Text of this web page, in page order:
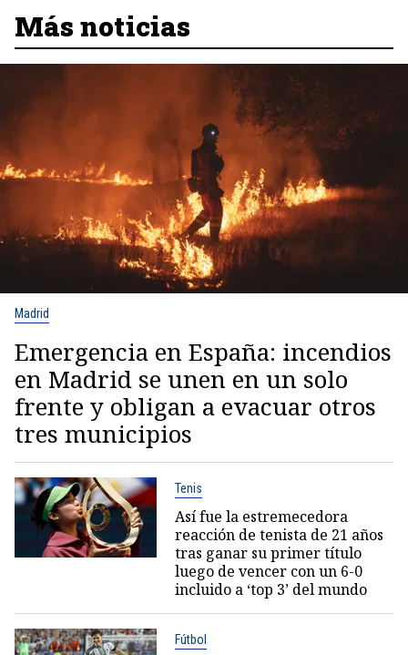
Más noticias
Madrid
Emergencia en España: incendios
en Madrid se unen en un solo
frente y obligan a evacuar otros
tres municipios
Tenis
Así fue la estremecedora
reacción de tenista de 21 años
tras ganar su primer título
luego de vencer con un 6-0
incluido a ‘top 3’ del mundo
Fútbol